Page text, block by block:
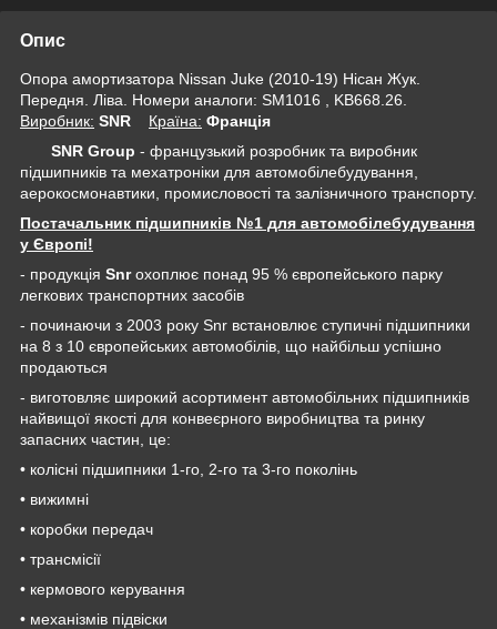
Опис
Опора амортизатора Nissan Juke (2010-19) Нісан Жук.
Передня. Ліва. Номери аналоги: SM1016 , KB668.26.
Виробник: SNR Крaїна: Франція
SNR Group - французький розробник та виробник
підшипників та мехатроніки для автомобілебудування,
аерокосмонавтики, промисловості та залізничного транспорту.
Постачальник підшипників №1 для автомобілебудування
у Європі!
- продукція Snrохоплює понад 95 % європейського парку
легкових транспортних засобів
- починаючи з 2003 року Snr встановлює ступичні підшипники
на 8 з 10 європейських автомобілів, що найбільш успішно
продаються
- виготовляє широкий асортимент автомобільних підшипників
найвищої якості для конвеєрного виробництва та ринку
запасних частин, це:
• колісні підшипники 1-го, 2-го та 3-го поколінь
• вижимні
• коробки передач
• трансмісії
• кермового керування
• механізмів підвіски